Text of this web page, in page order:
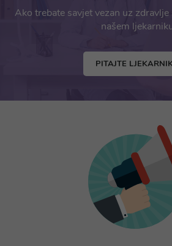
Ako trebate savjet vezan uz
našem
PITAJTE